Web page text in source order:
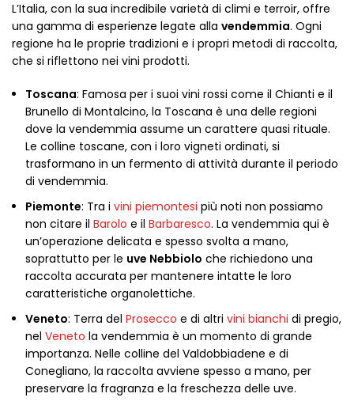
L’Italia, con la sua incredibile varietà di climi e terroir, offre
una gamma di esperienze legate alla vendemmia. Ogni
regione ha le proprie tradizioni e i propri metodi di raccolta,
che si riflettono nei vini prodotti.
Toscana: Famosa per i suoi vini rossi come il Chianti e il
Brunello di Montalcino, la Toscana è una delle regioni
dove la vendemmia assume un carattere quasi rituale.
Le colline toscane, con i loro vigneti ordinati, si
trasformano in un fermento di attività durante il periodo
di vendemmia.
Piemonte: Tra i vini piemontesi più noti non possiamo
non citare il Barolo e il Barbaresco. La vendemmia qui è
un’operazione delicata e spesso svolta a mano,
soprattutto per le uve Nebbiolo che richiedono una
raccolta accurata per mantenere intatte le loro
caratteristiche organolettiche.
Veneto: Terra del Prosecco e di altri vini bianchi di pregio,
nel Veneto la vendemmia è un momento di grande
importanza. Nelle colline del Valdobbiadene e di
Conegliano, la raccolta avviene spesso a mano, per
preservare la fragranza e la freschezza delle uve.